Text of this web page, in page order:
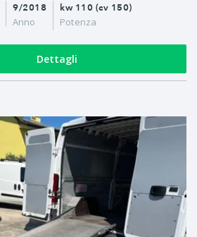
9/2018
Anno
kw 110 (cv 150)
Potenza
Dettagli